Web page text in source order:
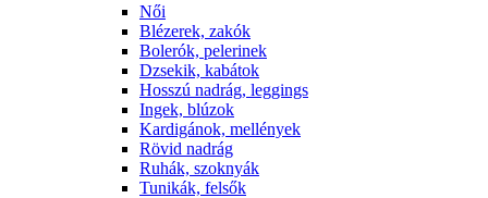
Női
Blézerek, zakók
Bolerók, pelerinek
Dzsekik, kabátok
Hosszú nadrág, leggings
Ingek, blúzok
Kardigánok, mellények
Rövid nadrág
Ruhák, szoknyák
Tunikák, felsők